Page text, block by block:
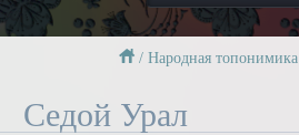
/ Народная топонимика
Седой Урал